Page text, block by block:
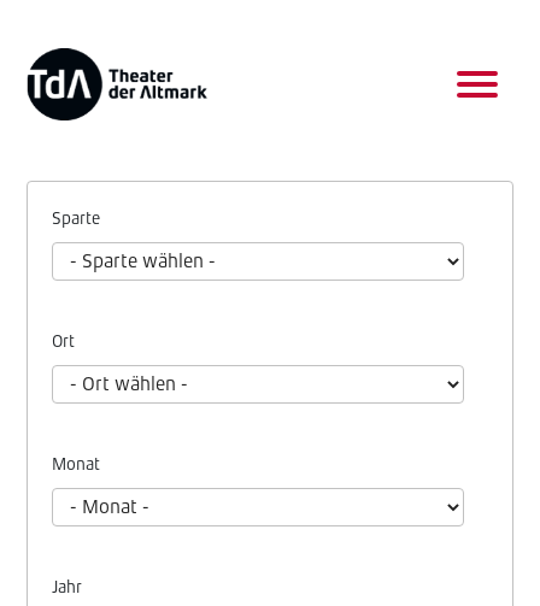
Sparte
Ort
Monat
Jahr